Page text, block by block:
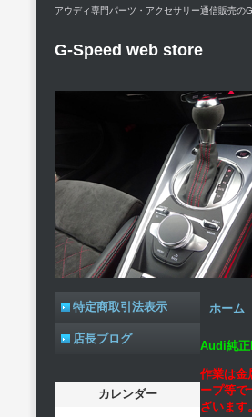
アウディ専門パーツ・アクセサリー通信販売の
G-Speed web store
特定商取引法表示
店長ブログ
カレンダー
ホーム
Audi純正
作業は金
ープ等で
ざいます。